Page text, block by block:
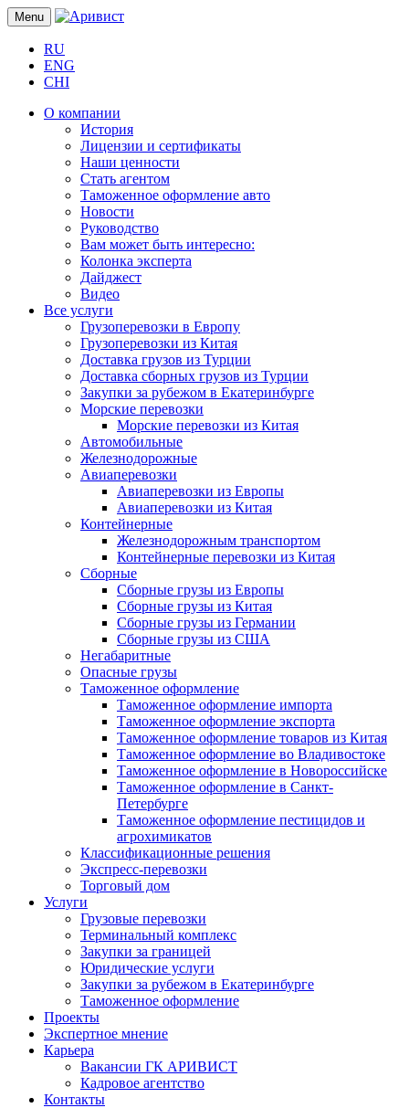
Menu
RU
ENG
CHI
О компании
История
Лицензии и сертификаты
Наши ценности
Стать агентом
Таможенное оформление авто
Новости
Руководство
Вам может быть интересно:
Колонка эксперта
Дайджест
Видео
Все услуги
Грузоперевозки в Европу
Грузоперевозки из Китая
Доставка грузов из Турции
Доставка сборных грузов из Турции
Закупки за рубежом в Екатеринбурге
Морские перевозки
Морские перевозки из Китая
Автомобильные
Железнодорожные
Авиаперевозки
Авиаперевозки из Европы
Авиаперевозки из Китая
Контейнерные
Железнодорожным транспортом
Контейнерные перевозки из Китая
Сборные
Сборные грузы из Европы
Сборные грузы из Китая
Сборные грузы из Германии
Сборные грузы из США
Негабаритные
Опасные грузы
Таможенное оформление
Таможенное оформление импорта
Таможенное оформление экспорта
Таможенное оформление товаров из Китая
Таможенное оформление во Владивостоке
Таможенное оформление в Новороссийске
Таможенное оформление в Санкт-
Петербурге
Таможенное оформление пестицидов и
агрохимикатов
Классификационные решения
Экспресс-перевозки
Торговый дом
Услуги
Грузовые перевозки
Терминальный комплекс
Закупки за границей
Юридические услуги
Закупки за рубежом в Екатеринбурге
Таможенное оформление
Проекты
Экспертное мнение
Карьера
Вакансии ГК АРИВИСТ
Кадровое агентство
Контакты